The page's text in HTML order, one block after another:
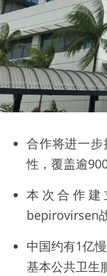
合作将进一
性，覆盖逾
本次合作建
bepirovirsen
中国约有1亿
基本公共卫生